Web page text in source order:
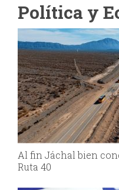
Política y
Al fin Jáchal bien
Ruta 40